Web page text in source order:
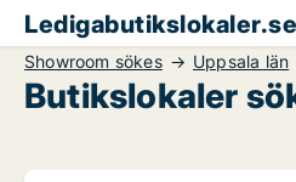
Ledigabutikslokaler.se
Showroom sökes Uppsala län
Butikslokaler